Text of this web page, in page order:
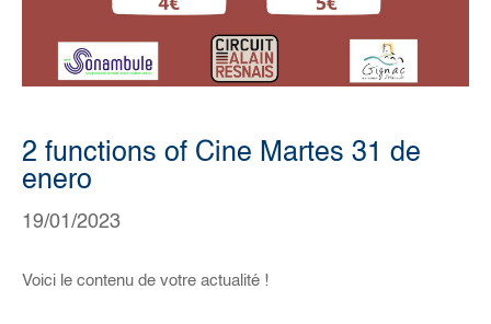
2 functions of Cine Martes 31 de
enero
19/01/2023
Voici le contenu de votre actualité !